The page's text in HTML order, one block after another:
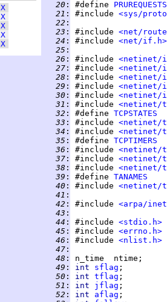
X
X
X
X
X
  20
: #define PRUREQUESTS
  21
: #include <sys/
  22
:
  23
: #include <net/
  24
: #include <net/if.h>
  25
:
  26
: #include <netinet/
  27
: #include <netinet/
  28
: #include <netinet/
  29
: #include <netinet/
  30
: #include <netinet/
  31
: #include <netinet/
  32
: #define TCPSTATES
  33
: #include <netinet/
  34
: #include <netinet/
  35
: #define TCPTIMERS
  36
: #include <netinet/
  37
: #include <netinet/
  38
: #include <netinet/
  39
: #define TANAMES
  40
: #include <netinet/
  41
:
  42
: #include <arpa/
  43
:
  44
: #include <stdio.h>
  45
: #include <errno.h>
  46
: #include <nlist.h>
  47
:
  48
:
  49
: int sflag
  50
: int tflag
  51
: int jflag
  52
: int aflag